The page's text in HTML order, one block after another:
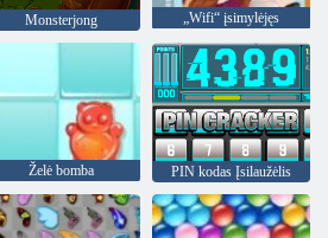
Monsterjong „Wifi“ įsimylėjęs
Želė bomba PIN kodas Įsilaužėlis